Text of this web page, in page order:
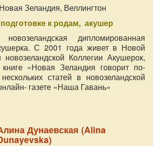
Новая Зеландия, Веллингтон
к родам акушер
дипломированная
С 2001 года живет в Новой
Коллегии Акушерок,
«Новая Зеландия говорит по-
статей в новозеландской
газете «Наша Гавань»
Дунаевская (Alina